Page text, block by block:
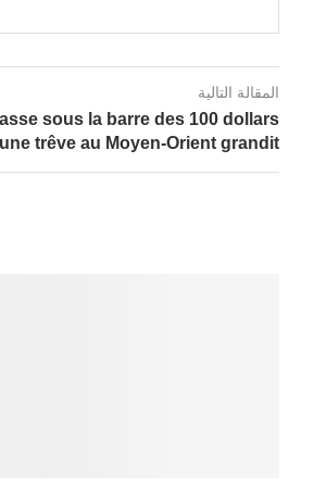
المقالة التالية
sous la barre des 100 dollars
trêve au Moyen-Orient grandit